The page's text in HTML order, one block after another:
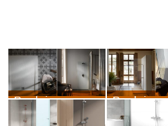
Poalgi – Duschtasse – Varianten Poalgi – Duschtasse – Shile